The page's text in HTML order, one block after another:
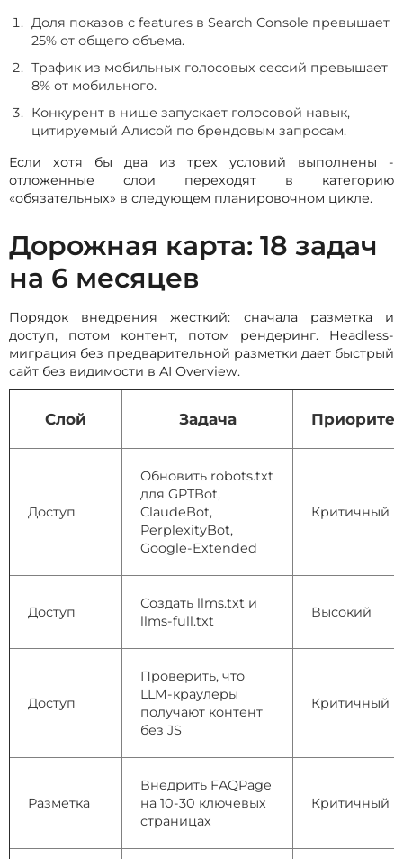
Доля показов с features в Search Console превышает
25% от общего объема.
Трафик из мобильных голосовых сессий превышает
8% от мобильного.
Конкурент в нише запускает голосовой навык,
цитируемый Алисой по брендовым запросам.
Если хотя бы два из трех условий выполнены -
отложенные слои переходят в категорию
«обязательных» в следующем планировочном цикле.
Дорожная карта: 18 задач
на 6 месяцев
Порядок внедрения жесткий: сначала разметка и
доступ, потом контент, потом рендеринг. Headless-
миграция без предварительной разметки дает быстрый
сайт без видимости в AI Overview.
Слой Задача Приоритет
Доступ
Обновить robots.txt
для GPTBot,
ClaudeBot,
PerplexityBot,
Google-Extended
Критичный
Доступ
Создать llms.txt и
llms-full.txt
Высокий
Доступ
Проверить, что
LLM-краулеры
получают контент
без JS
Критичный
Разметка
Внедрить FAQPage
на 10-30 ключевых
страницах
Критичный